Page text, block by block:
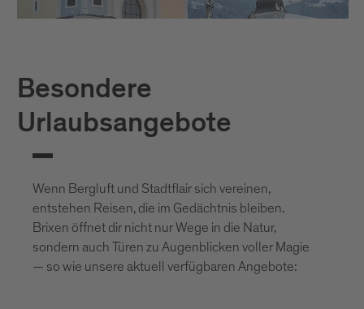
Besondere
Urlaubsangebote
Wenn Bergluft und Stadtflair sich vereinen,
entstehen Reisen, die im Gedächtnis bleiben.
Brixen öffnet dir nicht nur Wege in die Natur,
sondern auch Türen zu Augenblicken voller Magie
— so wie unsere aktuell verfügbaren Angebote: